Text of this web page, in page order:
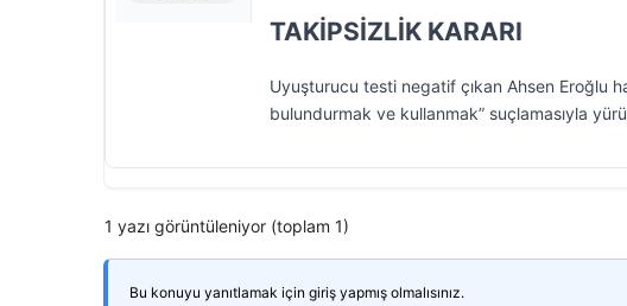
TAKİPSİZLİK KARARI
Uyuşturucu testi negatif çıkan Ahsen Eroğlu
bulundurmak ve kullanmak” suçlamasıyla
1 yazı görüntüleniyor (toplam 1)
Bu konuyu yanıtlamak için giriş yapmış olmalısınız.